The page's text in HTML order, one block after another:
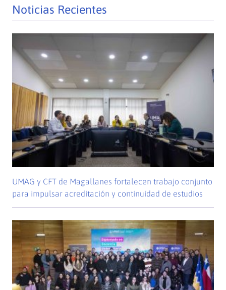
Noticias Recientes
UMAG y CFT de Magallanes fortalecen trabajo conjunto
para impulsar acreditación y continuidad de estudios